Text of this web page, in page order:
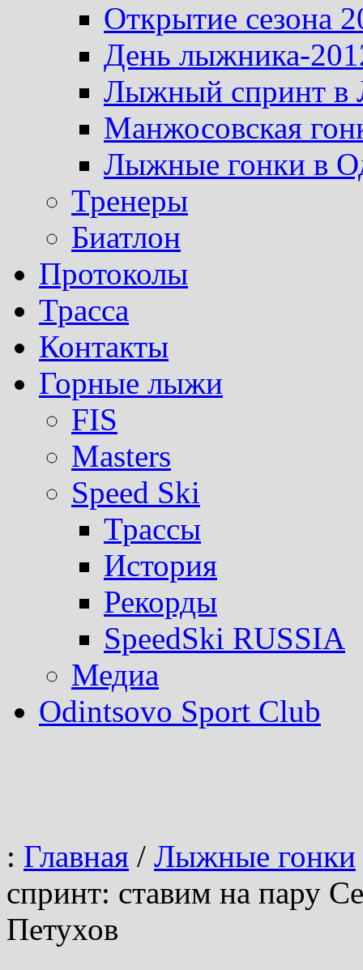
Открытие сезона
День лыжника-
Лыжный спринт в
Манжосовская
Лыжные гонки в
Тренеры
Биатлон
Протоколы
Трасса
Контакты
Горные лыжи
FIS
Masters
Speed Ski
Трассы
История
Рекорды
SpeedSki RUSSIA
Медиа
Odintsovo Sport Club
: Главная / Лыжные гонки
спринт: ставим на пару
Петухов